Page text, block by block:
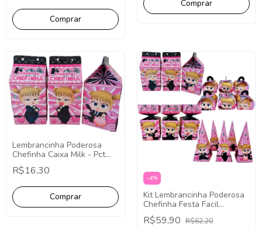
Lembrancinha Poderosa
Chefinha Caixa Milk - Pct
com 10
R$16,30
-4%
Kit Lembrancinha Poderosa
Chefinha Festa Facil
Papelaria 40 Caixinhas
R$59,90 R$62,20